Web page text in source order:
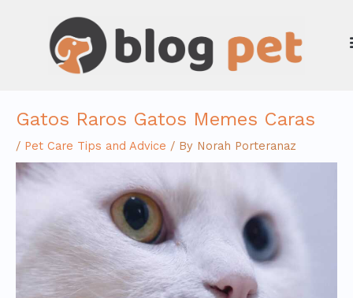
Gatos Raros Gatos Memes Caras
/ Pet Care Tips and Advice / By Norah Porteranaz